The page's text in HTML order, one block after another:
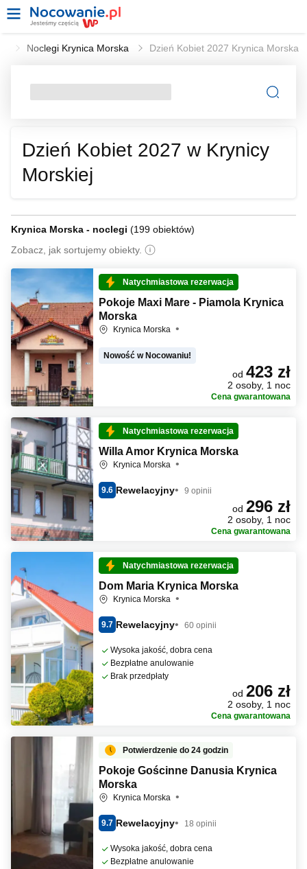
Noclegi Krynica Morska Dzień Kobiet 2027 Krynica Morska
Dzień Kobiet 2027 w Krynicy
Morskiej
Krynica Morska - noclegi (199 obiektów)
Zobacz, jak sortujemy obiekty.
Natychmiastowa rezerwacja
Pokoje Maxi Mare - Piamola Krynica
Morska
Krynica Morska
Nowość w Nocowaniu!
od 423 zł
2 osoby, 1 noc
Cena gwarantowana
Natychmiastowa rezerwacja
Willa Amor Krynica Morska
Krynica Morska
9.6 Rewelacyjny 9 opinii
od 296 zł
2 osoby, 1 noc
Cena gwarantowana
Natychmiastowa rezerwacja
Dom Maria Krynica Morska
Krynica Morska
9.7 Rewelacyjny 60 opinii
Wysoka jakość, dobra cena
Bezpłatne anulowanie
Brak przedpłaty
od 206 zł
2 osoby, 1 noc
Cena gwarantowana
Potwierdzenie do 24 godzin
Pokoje Gościnne Danusia Krynica
Morska
Krynica Morska
9.7 Rewelacyjny 18 opinii
Wysoka jakość, dobra cena
Bezpłatne anulowanie